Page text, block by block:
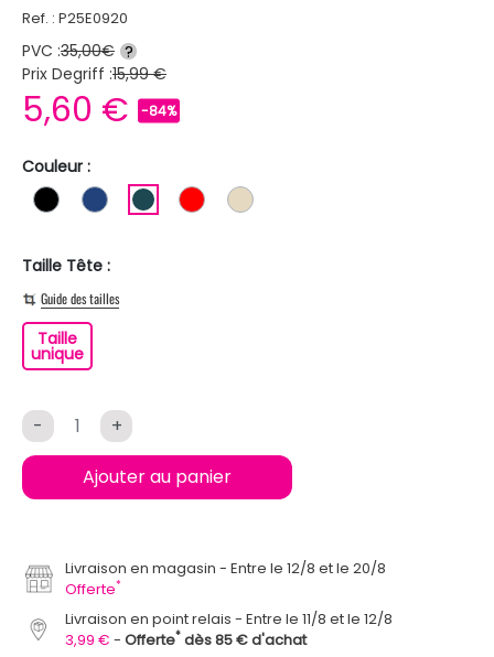
Ref. : P25E0920
PVC :35,00€ ?
Prix Degriff :15,99 €
5,60 € -84%
Couleur :
NOIR BLEU FONCEBLEU PETROLE
ROUGEBEIGE
Taille Tête :
Guide des tailles
Taille
uniqueTaille unique
- +
Ajouter au panier
Livraison en magasin
Entre le 12/8 et le 20/8
Offerte*
Livraison en point relais
Entre le 11/8 et le 12/8
3,99 €
Offerte* dès 85 € d'achat